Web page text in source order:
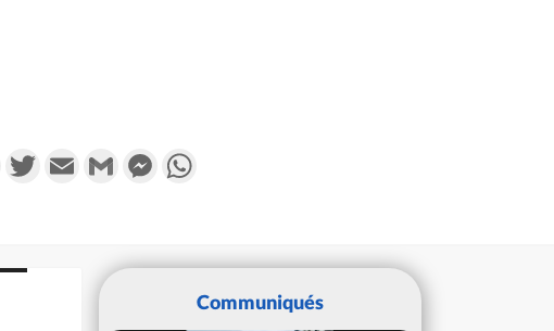
FacebookTwitterEmail Gmail Messenger
Communiqués